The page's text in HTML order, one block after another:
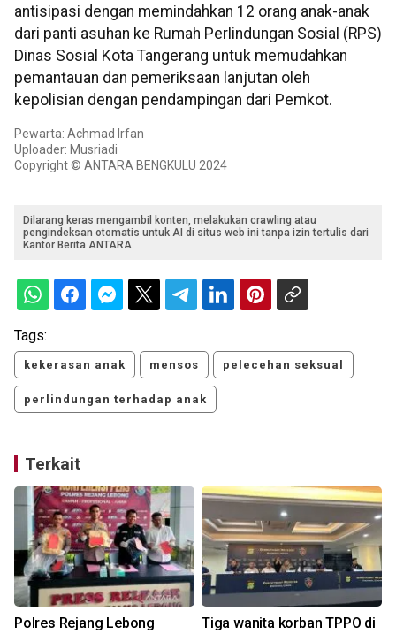
antisipasi dengan memindahkan 12 orang anak-anak
dari panti asuhan ke Rumah Perlindungan Sosial (RPS)
Dinas Sosial Kota Tangerang untuk memudahkan
pemantauan dan pemeriksaan lanjutan oleh
kepolisian dengan pendampingan dari Pemkot.
Pewarta: Achmad Irfan
Uploader: Musriadi
Copyright © ANTARA BENGKULU 2024
Dilarang keras mengambil konten, melakukan crawling atau
pengindeksan otomatis untuk AI di situs web ini tanpa izin tertulis dari
Kantor Berita ANTARA.
Tags:
kekerasan anak mensos pelecehan seksual
perlindungan terhadap anak
Terkait
Polres Rejang Lebong
Tiga wanita korban TPPO di